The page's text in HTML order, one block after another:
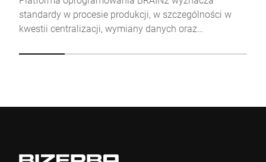
Friendly
Wyślij
standardy w procesie produkcji, w szczególności w
kwestii centralizacji, wymiany danych oraz